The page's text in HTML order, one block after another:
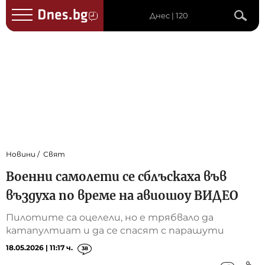
Днес | 120
Новини Свят
Военни самолети се сблъскаха във
въздуха по време на авиошоу ВИДЕО
Пилотите са оцелели, но е трябвало да
катапултиат и да се спасят с парашути
18.05.2026 | 11:17 ч. 38